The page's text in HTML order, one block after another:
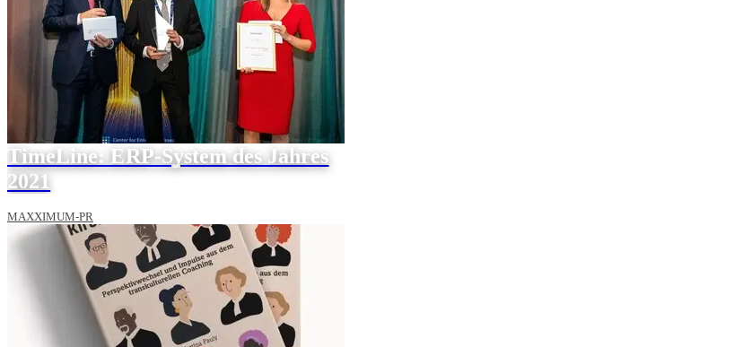
TimeLine: ERP-System des Jahres
2021
MAXXIMUM-PR